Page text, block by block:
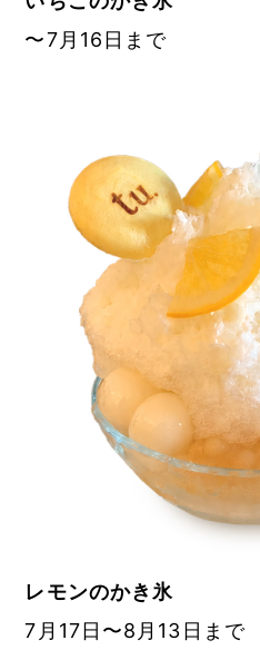
〜7月16日まで
レモンのかき氷
7月17日〜8月13日まで